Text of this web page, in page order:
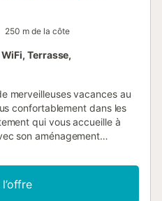
250 m de la côte
Terrasse,
merveilleuses vacances au
confortablement dans les
qui vous accueille à
son aménagement
profiter de la plage ou jouer
une magnifique journée
sur le canapé